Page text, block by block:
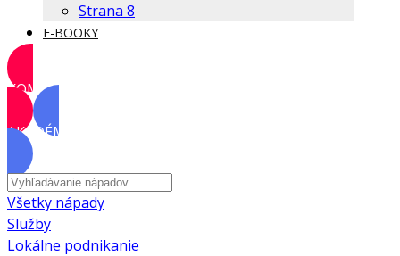
Strana 8
E-BOOKY
KOMUNITA
AKADÉMIA
Všetky nápady
Služby
Lokálne podnikanie